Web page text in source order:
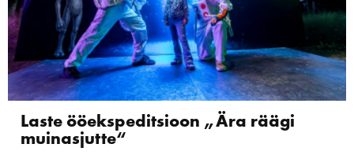
Laste ööekspeditsioon „Ära räägi
muinasjutte“